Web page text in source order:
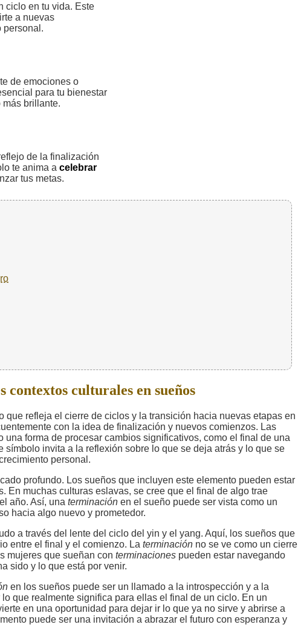
ciclo en tu vida. Este
a nuevas
personal.
de emociones o
para tu bienestar
brillante.
de la finalización
te anima a celebrar
tus metas.
culturales en sueños
que refleja el cierre de ciclos y la transición hacia nuevas etapas en
con la idea de finalización y nuevos comienzos. Las
una forma de procesar cambios significativos, como el final de una
invita a la reflexión sobre lo que se deja atrás y lo que se
personal.
profundo. Los sueños que incluyen este elemento pueden estar
En muchas culturas eslavas, se cree que el final de algo trae
año. Así, una terminación en el sueño puede ser vista como un
hacia algo nuevo y prometedor.
a través del lente del ciclo del yin y el yang. Aquí, los sueños que
entre el final y el comienzo. La terminación no se ve como un cierre
mujeres que sueñan con terminaciones pueden estar navegando
sido y lo que está por venir.
en los sueños puede ser un llamado a la introspección y a la
que realmente significa para ellas el final de un ciclo. En un
en una oportunidad para dejar ir lo que ya no sirve y abrirse a
puede ser una invitación a abrazar el futuro con esperanza y